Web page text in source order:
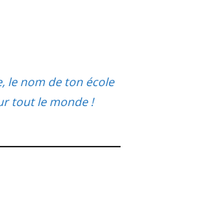
le nom de ton école
tout le monde !